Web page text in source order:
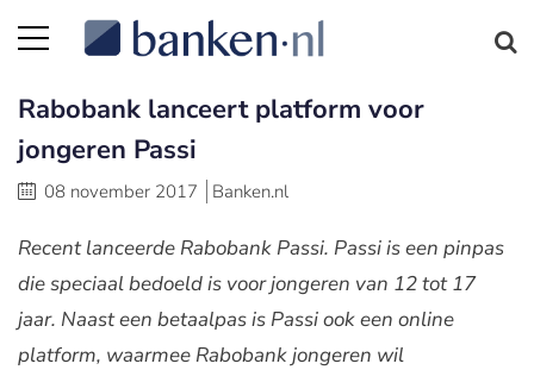
Rabobank lanceert platform voor
jongeren Passi
08 november 2017 Banken.nl
Recent lanceerde Rabobank Passi. Passi is een pinpas
die speciaal bedoeld is voor jongeren van 12 tot 17
jaar. Naast een betaalpas is Passi ook een online
platform, waarmee Rabobank jongeren wil